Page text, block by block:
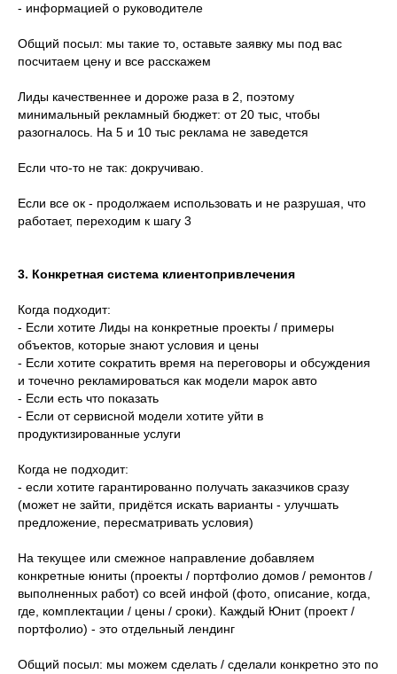
- информацией о руководителе
Общий посыл: мы такие то, оставьте заявку мы под вас
посчитаем цену и все расскажем
Лиды качественнее и дороже раза в 2, поэтому
минимальный рекламный бюджет: от 20 тыс, чтобы
разогналось. На 5 и 10 тыс реклама не заведется
Если что-то не так: докручиваю.
Если все ок - продолжаем использовать и не разрушая, что
работает, переходим к шагу 3
3. Конкретная система клиентопривлечения
Когда подходит:
- Если хотите Лиды на конкретные проекты / примеры
объектов, которые знают условия и цены
- Если хотите сократить время на переговоры и обсуждения
и точечно рекламироваться как модели марок авто
- Если есть что показать
- Если от сервисной модели хотите уйти в
продуктизированные услуги
Когда не подходит:
- если хотите гарантированно получать заказчиков сразу
(может не зайти, придётся искать варианты - улучшать
предложение, пересматривать условия)
На текущее или смежное направление добавляем
конкретные юниты (проекты / портфолио домов / ремонтов /
выполненных работ) со всей инфой (фото, описание, когда,
где, комплектации / цены / сроки). Каждый Юнит (проект /
портфолио) - это отдельный лендинг
Общий посыл: мы можем сделать / сделали конкретно это по